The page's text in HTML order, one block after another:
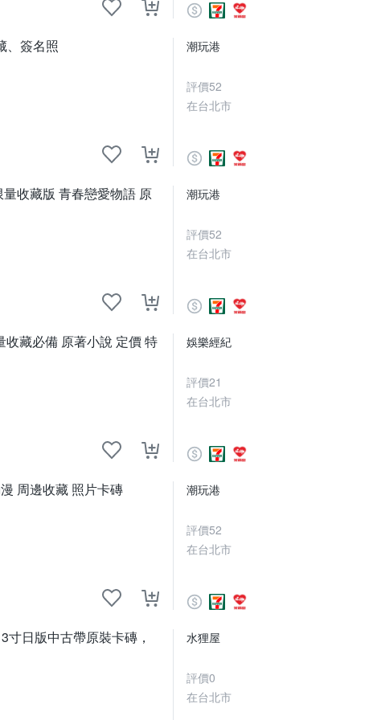
、簽名照 潮玩港
評價52
在台北市
收藏版 青春戀愛物語 原
潮玩港
評價52
在台北市
藏必備 原著小說 定價 特
娛樂經紀
評價21
在台北市
周邊收藏 照片卡磚 潮玩港
評價52
在台北市
日版中古帶原裝卡磚，
水狸屋
評價0
在台北市